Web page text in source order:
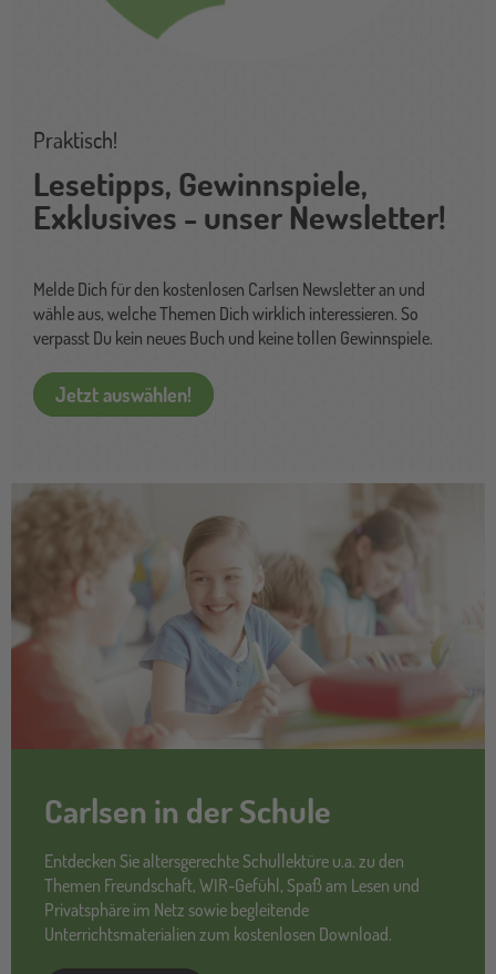
Praktisch!
Lesetipps, Gewinnspiele,
Exklusives - unser Newsletter!
Melde Dich für den kostenlosen Carlsen Newsletter an und
wähle aus, welche Themen Dich wirklich interessieren. So
verpasst Du kein neues Buch und keine tollen Gewinnspiele.
Jetzt auswählen!
Carlsen in der Schule
Entdecken Sie altersgerechte Schullektüre u.a. zu den
Themen Freundschaft, WIR-Gefühl, Spaß am Lesen und
Privatsphäre im Netz sowie begleitende
Unterrichtsmaterialien zum kostenlosen Download.